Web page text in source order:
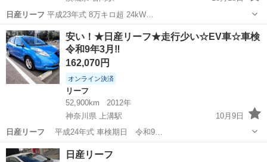
日産リーフ 平成23年式 8万キロ超 24kW…
茨城 石岡市 石岡駅 リーフ 日産リーフ
安い！★日産リーフ★走行少い☆EV車☆車検
令和9年3月‼️
162,070円
オンライン決済
リーフ
52,900km
2012年
神奈川県 上溝駅
10月9日
日産リーフ
平成24年式 車検期日 令和9…
神奈川 相模原市 上溝駅
日産リーフ